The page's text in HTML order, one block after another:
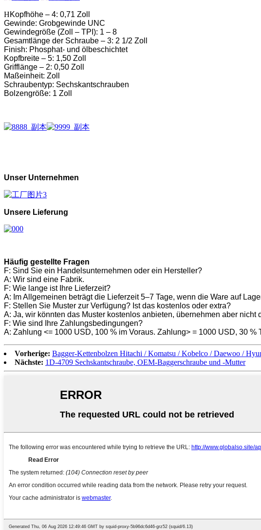
HKopfhöhe – 4: 0,71 Zoll
Gewinde: Grobgewinde UNC
Gewindegröße (Zoll – TPI): 1 – 8
Gesamtlänge der Schraube – 3: 2 1/2 Zoll
Finish: Phosphat- und ölbeschichtet
Kopfbreite – 5: 1,50 Zoll
Grifflänge – 2: 0,50 Zoll
Maßeinheit: Zoll
Schraubentyp: Sechskantschrauben
Bolzengröße: 1 Zoll
Unser Unternehmen
Unsere Lieferung
Häufig gestellte Fragen
F: Sind Sie ein Handelsunternehmen oder ein Hersteller?
A: Wir sind eine Fabrik.
F: Wie lange ist Ihre Lieferzeit?
A: Im Allgemeinen beträgt die Lieferzeit 5–7 Tage, wenn die Ware auf
F: Stellen Sie Muster zur Verfügung? Ist das kostenlos oder extra?
A: Ja, wir könnten das Muster kostenlos anbieten, übernehmen aber nicht
F: Wie sind Ihre Zahlungsbedingungen?
A: Zahlung <= 1000 USD, 100 % im Voraus. Zahlung> = 1000 USD, 30 %
Vorherige: Bagger-Kettenbolzen Hitachi / Komatsu / Kobelco / Daewoo /
Nächste: 1D-4709 Sechskantschraube, OEM-Baggerschraube und -Mutter